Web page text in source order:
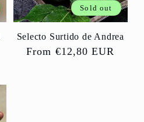
Sold out
Selecto Surtido de Andrea
Regular
From €12,80 EUR